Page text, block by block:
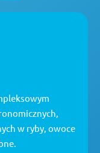
w ryby, owoce